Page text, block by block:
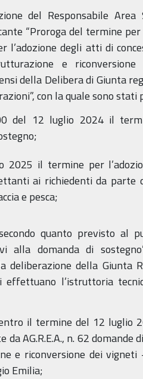
del Responsabile
“Proroga del termine
l’adozione degli atti di
e
della Delibera di Giunta
con la quale sono stati
del 12 luglio 2024 il
2025 il termine per
ai richiedenti da
e pesca;
quanto previsto al
alla domanda di
deliberazione della Giunta
l’istruttoria
il termine del 12 luglio
da AG.R.E.A., n. 62
e riconversione dei
Emilia;